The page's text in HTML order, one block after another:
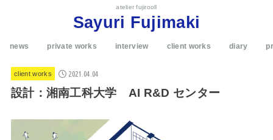
atelier fujirooll
Sayuri Fujimaki
news private works interview client works diary
client works 2021.04.04
設計：湘南工科大学 AI R&D センター